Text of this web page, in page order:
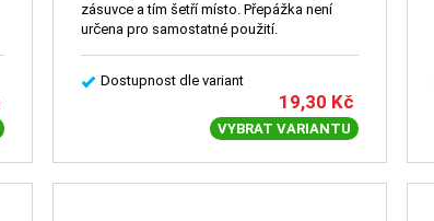
zásuvce a tím šetří místo. Přepážka není
určena pro samostatné použití.
Dostupnost dle variant
19,30 Kč
VYBRAT VARIANTU